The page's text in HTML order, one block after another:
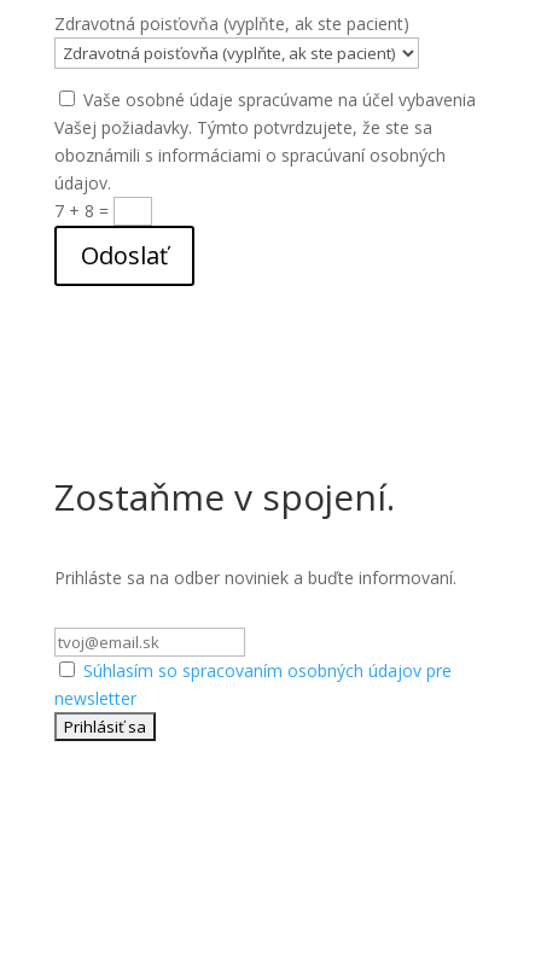
Zdravotná poisťovňa (vyplňte, ak ste pacient)
Vaše osobné údaje spracúvame na účel vybavenia
Vašej požiadavky. Týmto potvrdzujete, že ste sa
oboznámili s informáciami o spracúvaní osobných
údajov.
7 + 8 =
Odoslať
Zostaňme v spojení.
Prihláste sa na odber noviniek a buďte informovaní.
Súhlasím so spracovaním osobných údajov pre
newsletter